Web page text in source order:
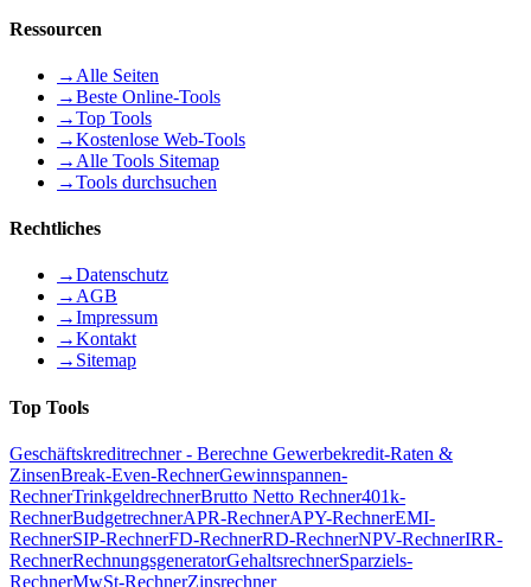
Ressourcen
→ Alle Seiten
→Beste Online-Tools
→Top Tools
→Kostenlose Web-Tools
→ Alle Tools Sitemap
→Tools durchsuchen
Rechtliches
→Datenschutz
→ AGB
→Impressum
→Kontakt
→ Sitemap
Top Tools
Geschäftskreditrechner - Berechne Gewerbekredit-Raten &
ZinsenBreak-Even-RechnerGewinnspannen-
RechnerTrinkgeldrechnerBrutto Netto Rechner401k-
RechnerBudgetrechnerAPR-RechnerAPY-RechnerEMI-
RechnerSIP-RechnerFD-RechnerRD-RechnerNPV-RechnerIRR-
RechnerRechnungsgeneratorGehaltsrechnerSparziels-
RechnerMwSt-RechnerZinsrechner